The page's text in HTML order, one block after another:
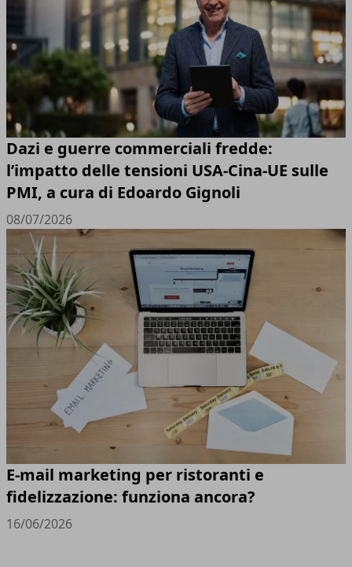
Dazi e guerre commerciali fredde:
l’impatto delle tensioni USA-Cina-UE sulle
PMI, a cura di Edoardo Gignoli
08/07/2026
E-mail marketing per ristoranti e
fidelizzazione: funziona ancora?
16/06/2026